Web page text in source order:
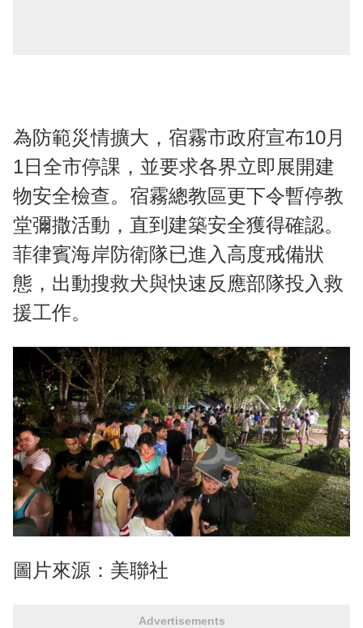
為防範災情擴大，宿霧市政府宣布10月
1日全市停課，並要求各界立即展開建
物安全檢查。宿霧總教區更下令暫停教
堂彌撒活動，直到建築安全獲得確認。
菲律賓海岸防衛隊已進入高度戒備狀
態，出動搜救犬與快速反應部隊投入救
援工作。
圖片來源：美聯社
Advertisements